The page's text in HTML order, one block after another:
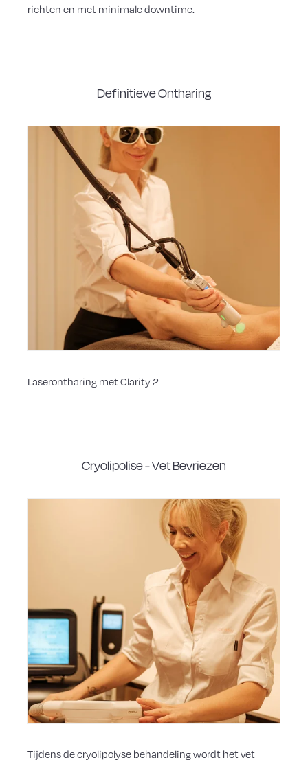
richten en met minimale downtime.
Definitieve Ontharing
Laserontharing met Clarity 2
Cryolipolise - Vet Bevriezen
Tijdens de cryolipolyse behandeling wordt het vet